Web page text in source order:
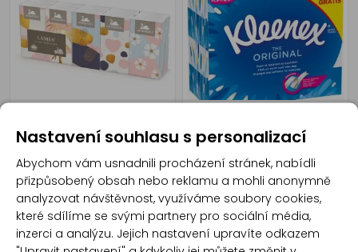
papírové kapesníčky, 10× 10
ks
papírové kapesníčky v
krabičce, 4× 72 ks
Nastavení souhlasu s personalizací
Abychom vám usnadnili procházení stránek, nabídli
přizpůsobený obsah nebo reklamu a mohli anonymně
analyzovat návštěvnost, využíváme soubory cookies,
které sdílíme se svými partnery pro sociální média,
inzerci a analýzu. Jejich nastavení upravíte odkazem